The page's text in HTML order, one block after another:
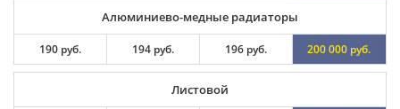
Алюминиево-медные радиаторы
190 руб. 194 руб. 196 руб. 200 000 руб.
Листовой